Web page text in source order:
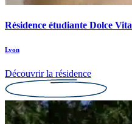
Résidence étudiante Dolce Vita
Lyon
Découvrir la résidence